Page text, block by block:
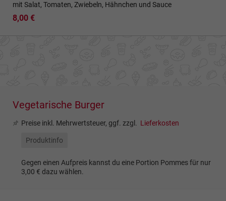
mit Salat, Tomaten, Zwiebeln, Hähnchen und Sauce
8,00 €
Vegetarische Burger
Preise inkl. Mehrwertsteuer, ggf. zzgl. Lieferkosten
Produktinfo
Gegen einen Aufpreis kannst du eine Portion Pommes für nur
3,00 € dazu wählen.